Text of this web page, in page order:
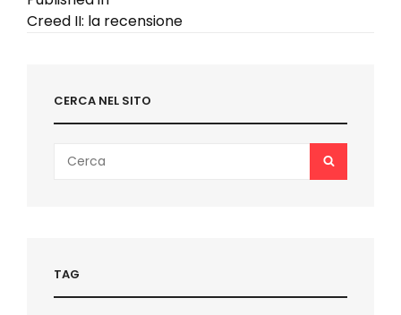
Creed II: la recensione
CERCA NEL SITO
for:
SEARCH
TAG